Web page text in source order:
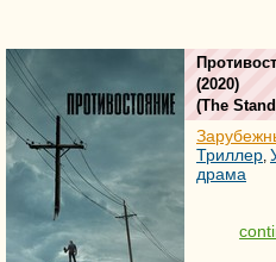
(2020)
(The Stand
Триллер,
драма